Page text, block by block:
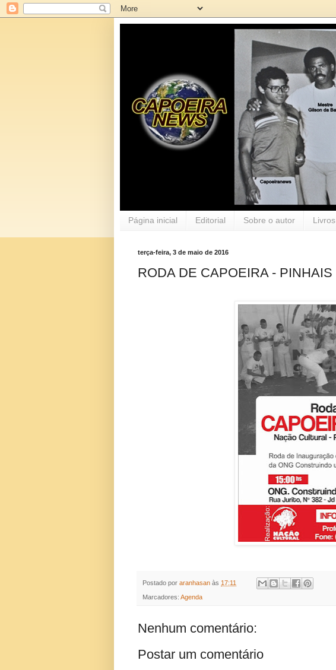
Página inicial Editorial Sobre o autor Livros
terça-feira, 3 de maio de 2016
RODA DE CAPOEIRA - PINHAIS
Postado por aranhasan às 17:11
Marcadores: Agenda
Nenhum comentário:
Postar um comentário